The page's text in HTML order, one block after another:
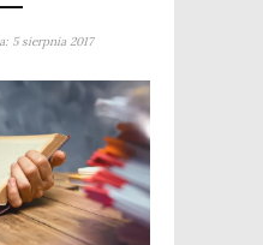
5 sierpnia 2017